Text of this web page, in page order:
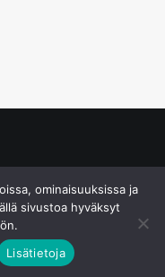
ominaisuuksissa ja
sivustoa hyväksyt
Lisätietoja